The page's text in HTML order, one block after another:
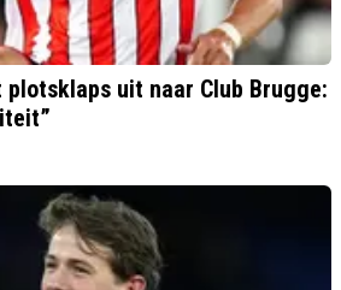
plotsklaps uit naar Club Brugge: